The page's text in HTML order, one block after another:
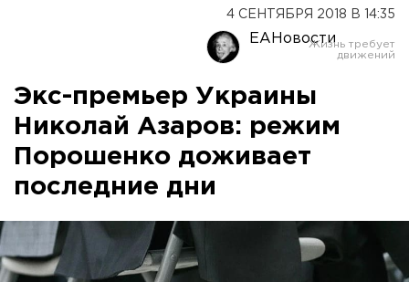
4 СЕНТЯБРЯ 2018 В 14:35
ЕАНовости
Экс-премьер Украины
Николай Азаров: режим
Порошенко доживает
последние дни